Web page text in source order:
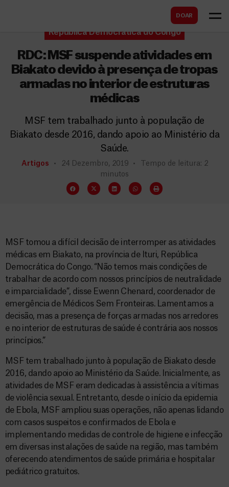
DOAR
r
República Democrática do Congo
RDC: MSF suspende atividades em
Biakato devido à presença de tropas
armadas no interior de estruturas
médicas
MSF tem trabalhado junto à população de
Biakato desde 2016, dando apoio ao Ministério da
Saúde.
Artigos 24 Dezembro, 2019
Tempo de leitura: 2
minutos
MSF tomou a difícil decisão de interromper as atividades
médicas em Biakato, na província de Ituri, República
Democrática do Congo. “Não temos mais condições de
trabalhar de acordo com nossos princípios de neutralidade
e imparcialidade”, disse Ewenn Chenard, coordenador de
emergência de Médicos Sem Fronteiras. Lamentamos a
decisão, mas a presença de forças armadas nos arredores
e no interior de estruturas de saúde é contrária aos nossos
princípios.”
MSF tem trabalhado junto à população de Biakato desde
2016, dando apoio ao Ministério da Saúde. Inicialmente, as
atividades de MSF eram dedicadas à assistência a vítimas
de violência sexual. Entretanto, desde o início da epidemia
de Ebola, MSF ampliou suas operações, não apenas lidando
com casos suspeitos e confirmados de Ebola e
implementando medidas de controle de higiene e infecção
em diversas instalações de saúde na região, mas também
oferecendo atendimentos de saúde primária e hospitalar
pediátrico gratuitos.
s
c
a
r